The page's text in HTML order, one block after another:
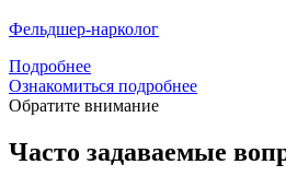
Фельдшер-нарколог
Подробнее
Ознакомиться подробнее
Обратите внимание
Часто задаваемые